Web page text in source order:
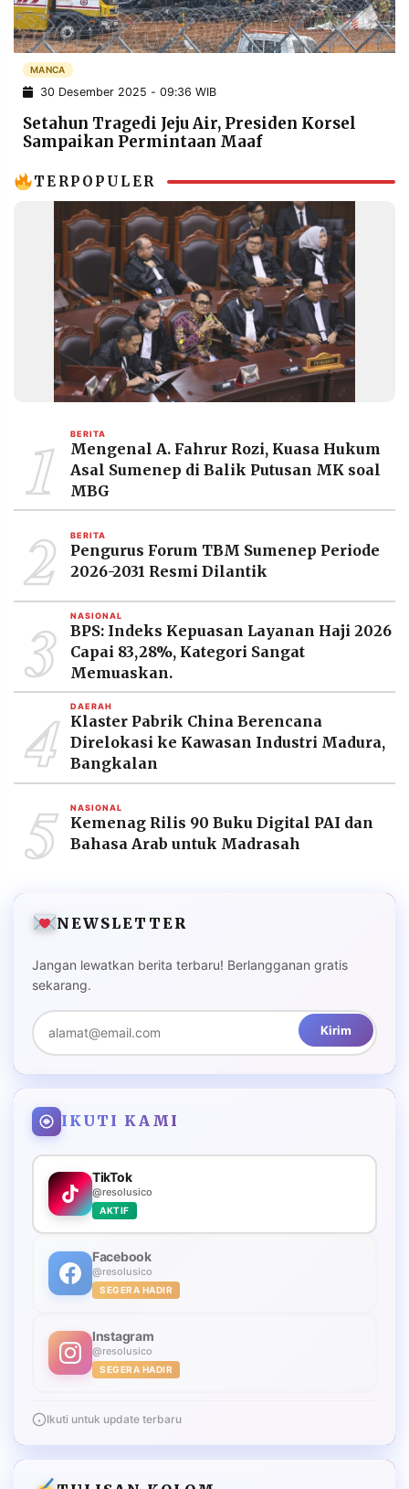
POLICY WARGA
INFORMASI
IKLAN
KIRIM
PENGADUAN TERM
OF
SERVICE
IKUTI
RESOLUSI
PRAMUDITA
2026
PT.
MEDIA
PRAMUDITA
MANCA
30 Desember 2025 - 09:36 WIB
Setahun Tragedi Jeju Air, Presiden Korsel
Sampaikan Permintaan Maaf
TERPOPULER
1 BERITA
Mengenal A. Fahrur Rozi, Kuasa Hukum
Asal Sumenep di Balik Putusan MK soal
MBG
2 BERITA
Pengurus Forum TBM Sumenep Periode
2026-2031 Resmi Dilantik
3 NASIONAL
BPS: Indeks Kepuasan Layanan Haji 2026
Capai 83,28%, Kategori Sangat
Memuaskan.
4 DAERAH
Klaster Pabrik China Berencana
Direlokasi ke Kawasan Industri Madura,
Bangkalan
5 NASIONAL
Kemenag Rilis 90 Buku Digital PAI dan
Bahasa Arab untuk Madrasah
NEWSLETTER
Jangan lewatkan berita terbaru! Berlangganan gratis
sekarang.
Kirim
IKUTI KAMI
TikTok
@resolusico
AKTIF
Facebook
@resolusico
SEGERA HADIR
Instagram
@resolusico
SEGERA HADIR
Ikuti untuk update terbaru